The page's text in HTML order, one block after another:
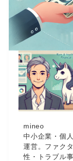
mineo
中小企業・個
運営。ファク
性・トラブル